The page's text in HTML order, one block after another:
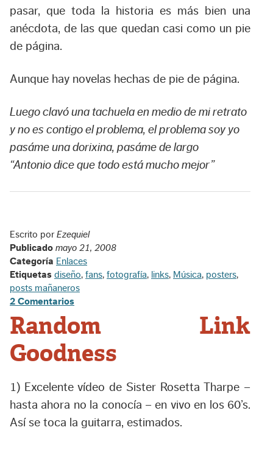
pasar, que toda la historia es más bien una
anécdota, de las que quedan casi como un pie
de página.
Aunque hay novelas hechas de pie de página.
Luego clavó una tachuela en medio de mi retrato
y no es contigo el problema, el problema soy yo
pasáme una dorixina, pasáme de largo
“Antonio dice que todo está mucho mejor”
Escrito porEzequiel
Publicado mayo 21, 2008
Categoría Enlaces
Etiquetas diseño, fans, fotografía, links, Música, posters,
posts mañaneros
2 Comentarios
Random Link
Goodness
1) Excelente vídeo de Sister Rosetta Tharpe –
hasta ahora no la conocía – en vivo en los 60’s.
Así se toca la guitarra, estimados.